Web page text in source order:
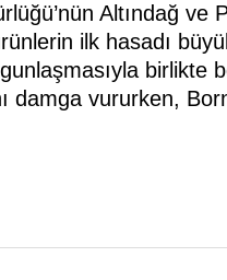
Altındağ ve
ilk hasadı
birlikte
damga vururken,